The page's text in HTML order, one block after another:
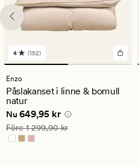
152
omdömen
med
ett
genomsnittligt
betyg
på
4
4 (152)
Enzo
Påslakanset i linne & bomull
natur
Nuvarande pris
Nu 649,95 kr
Ordinarie pris 1 299,90 kr
Före1 299,90 kr